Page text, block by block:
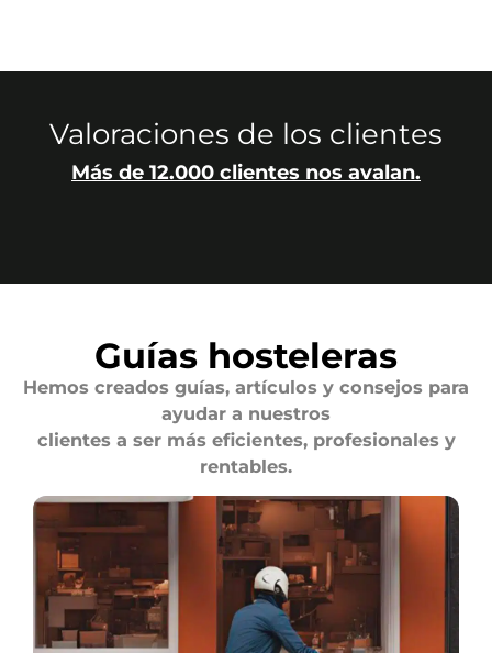
Valoraciones de los clientes
Más de 12.000 clientes nos avalan.
Guías hosteleras
Hemos creados guías, artículos y consejos para
ayudar a nuestros
clientes a ser más eficientes, profesionales y
rentables.